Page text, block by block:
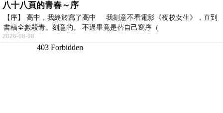
八十八頁的青春～序
【序】 高中，我終於寫了高中 我刻意不看電影《夜校女生》，直到
書稿全數殺青。刻意的。 不過畢竟是替自己寫序（
2026-08-08